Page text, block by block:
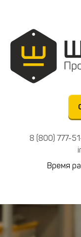
8 (800) 777-
Время